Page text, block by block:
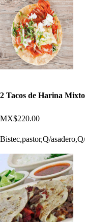
2 Tacos de Harina Mixto
MX$220.00
Bistec,pastor,Q/